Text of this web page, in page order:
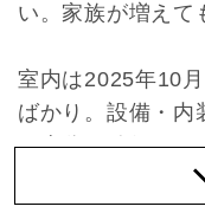
い。家族が増えて
室内は2025年10
ばかり。設備・内
も十分に確保され
での手配が必要で